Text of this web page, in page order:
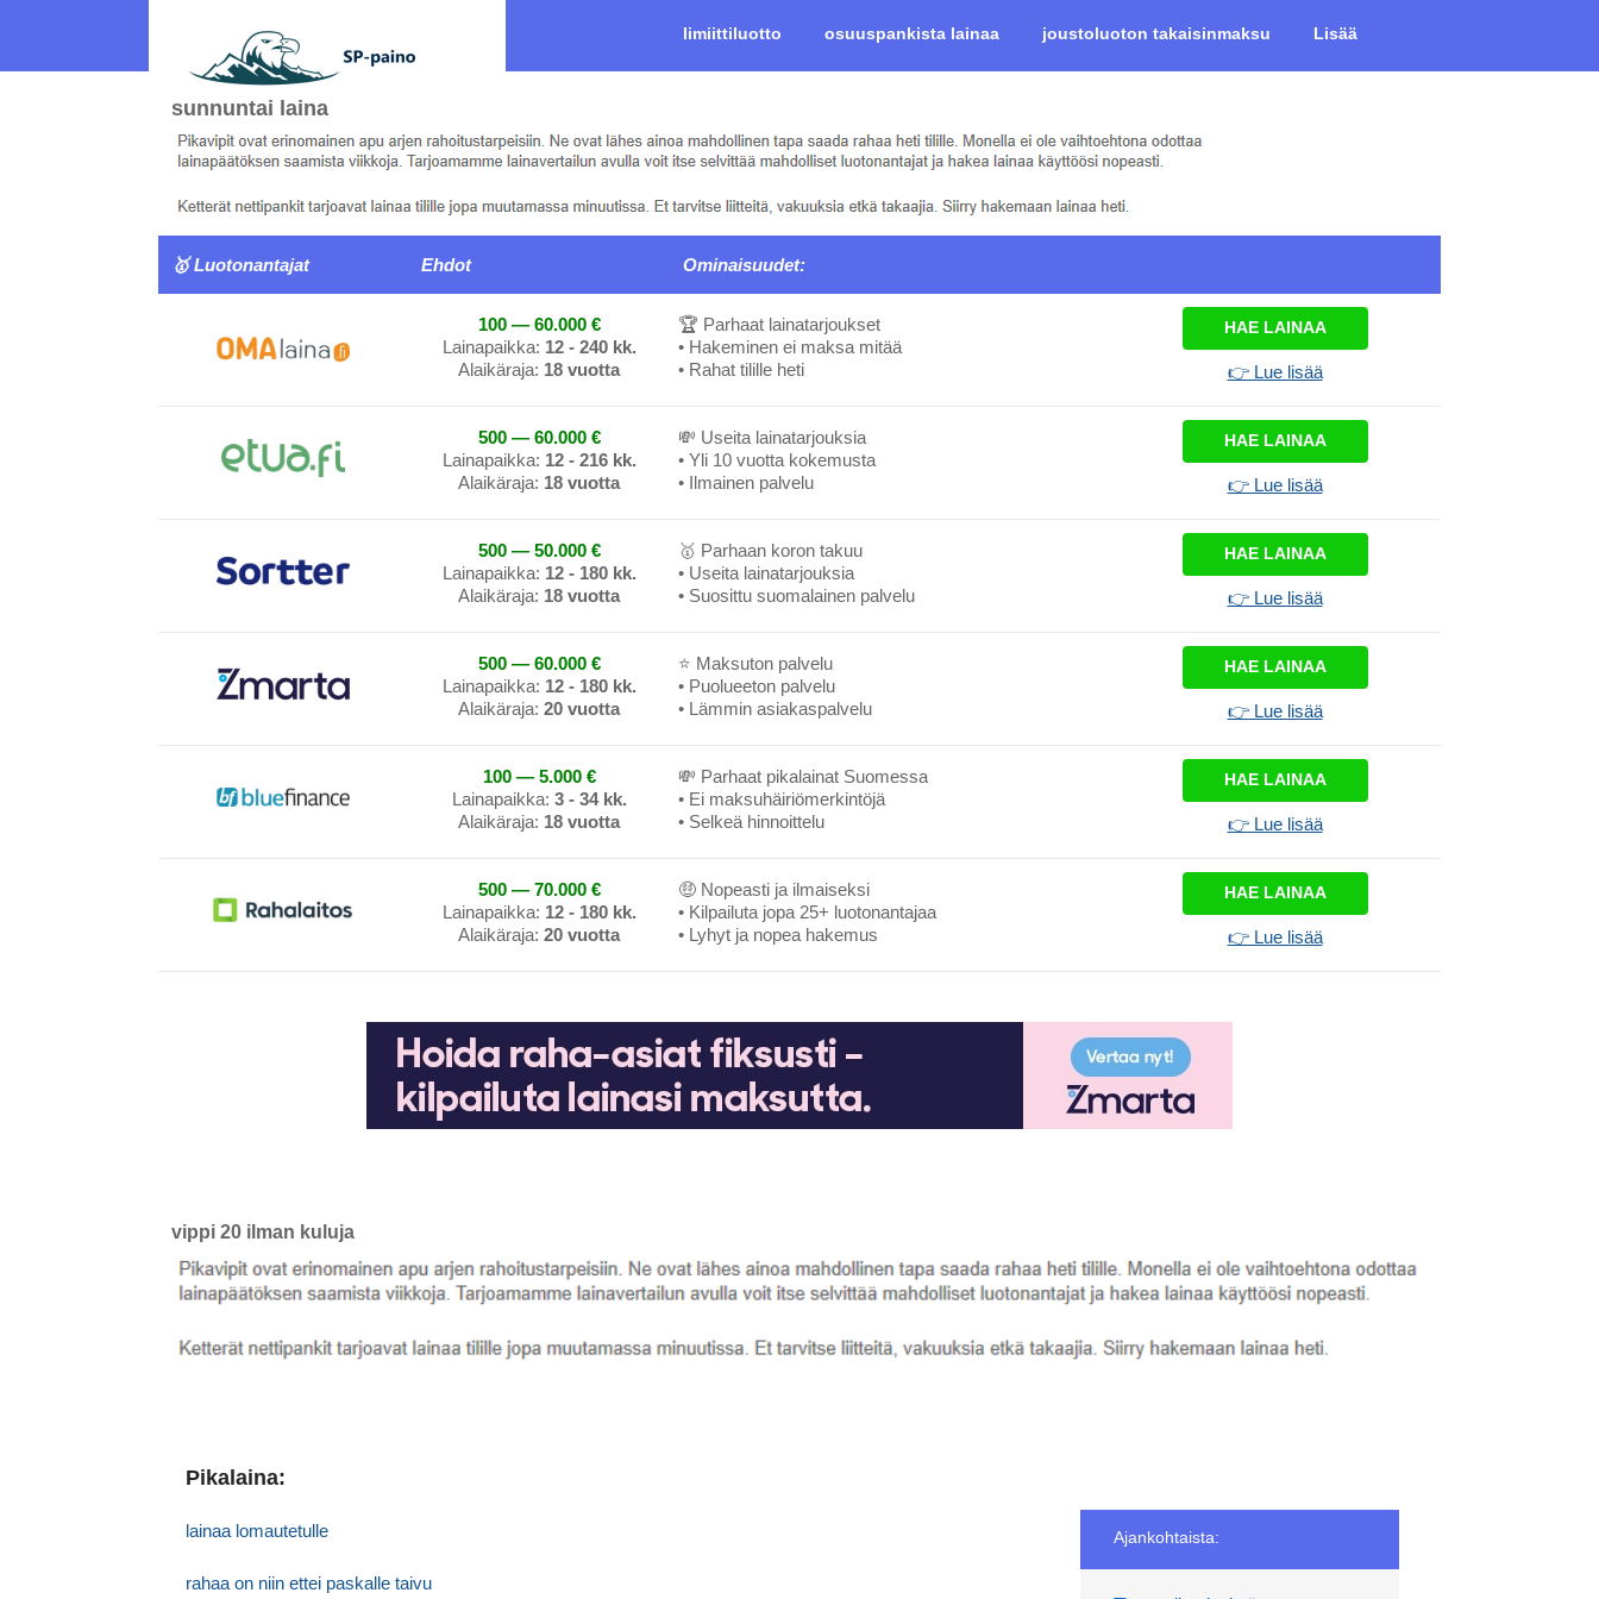
limiittiluotto osuuspankista lainaa joustoluoton takaisinmaksu Lisää
sunnuntai laina
🥇 Luotonantajat Ehdot Ominaisuudet:
100 — 60.000 €
Lainapaikka: 12 - 240 kk.
Alaikäraja: 18 vuotta
🏆 Parhaat lainatarjoukset
• Hakeminen ei maksa mitää
• Rahat tilille heti
HAE LAINAA
👉 Lue lisää
500 — 60.000 €
Lainapaikka: 12 - 216 kk.
Alaikäraja: 18 vuotta
💸 Useita lainatarjouksia
• Yli 10 vuotta kokemusta
• Ilmainen palvelu
HAE LAINAA
👉 Lue lisää
500 — 50.000 €
Lainapaikka: 12 - 180 kk.
Alaikäraja: 18 vuotta
🥇 Parhaan koron takuu
• Useita lainatarjouksia
• Suosittu suomalainen palvelu
HAE LAINAA
👉 Lue lisää
500 — 60.000 €
Lainapaikka: 12 - 180 kk.
Alaikäraja: 20 vuotta
⭐ Maksuton palvelu
• Puolueeton palvelu
• Lämmin asiakaspalvelu
HAE LAINAA
👉 Lue lisää
100 — 5.000 €
Lainapaikka: 3 - 34 kk.
Alaikäraja: 18 vuotta
💸 Parhaat pikalainat Suomessa
• Ei maksuhäiriömerkintöjä
• Selkeä hinnoittelu
HAE LAINAA
👉 Lue lisää
500 — 70.000 €
Lainapaikka: 12 - 180 kk.
Alaikäraja: 20 vuotta
🤑 Nopeasti ja ilmaiseksi
• Kilpailuta jopa 25+ luotonantajaa
• Lyhyt ja nopea hakemus
HAE LAINAA
👉 Lue lisää
vippi 20 ilman kuluja
Ajankohtaista:
Pikalaina:
lainaa lomautetulle
rahaa on niin ettei paskalle taivu